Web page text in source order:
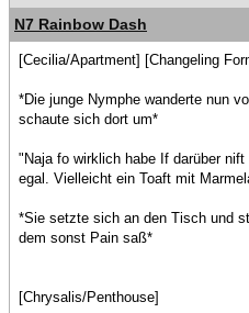
N7 Rainbow Dash
[Cecilia/Apartment] [Changeling
*Die junge Nymphe wanderte nun
schaute sich dort um*
"Naja fo wirklich habe If darüber
egal. Vielleicht ein Toaft mit
*Sie setzte sich an den Tisch und
dem sonst Pain saß*
[Chrysalis/Penthouse]